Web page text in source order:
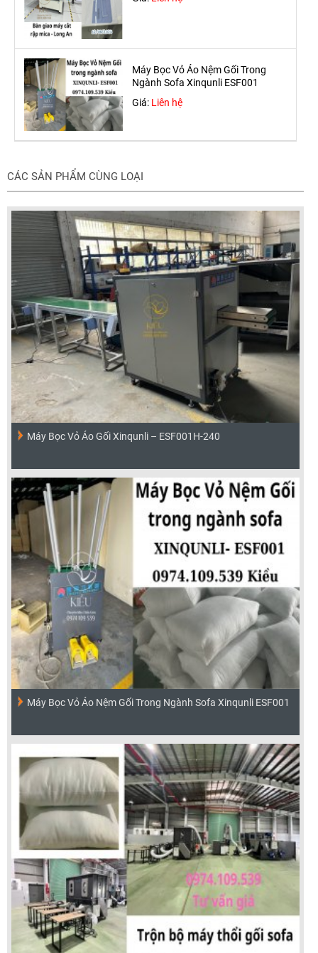
Máy Bọc Vỏ Áo Nệm Gối Trong
Ngành Sofa Xinqunli ESF001
Giá: Liên hệ
CÁC SẢN PHẨM CÙNG LOẠI
Máy Bọc Vỏ Áo Gối Xinqunli – ESF001H-240
Máy Bọc Vỏ Áo Nệm Gối Trong Ngành Sofa Xinqunli ESF001